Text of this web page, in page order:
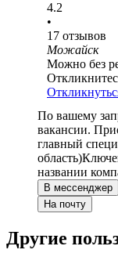
4.2
•
17 отзывов
Можайск
Можно без
По вашему
вакансии.
главный
область)
названии
В мессенджер
На почту
Другие